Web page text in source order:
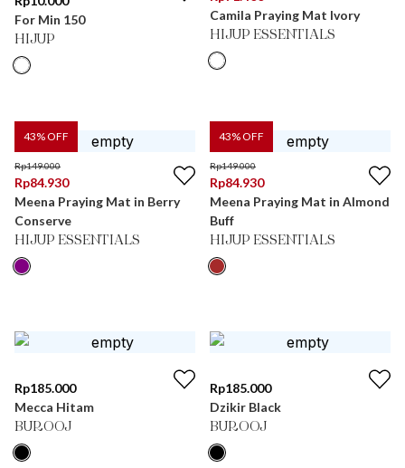
For Min 150
HIJUP
Camila Praying Mat Ivory
HIJUP ESSENTIALS
43% OFF
Rp149.000
Rp84.930
Meena Praying Mat in Berry
Conserve
HIJUP ESSENTIALS
43% OFF
Rp149.000
Rp84.930
Meena Praying Mat in Almond
Buff
HIJUP ESSENTIALS
Rp185.000
Mecca Hitam
BUROOJ
Rp185.000
Dzikir Black
BUROOJ